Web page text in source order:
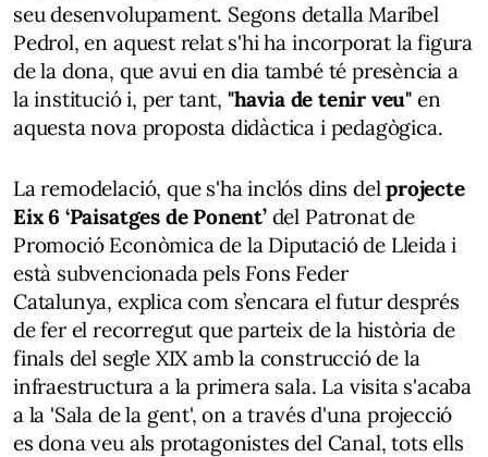
seu desenvolupament. Segons detalla Maribel
Pedrol, en aquest relat s'hi ha incorporat la figura
de la dona, que avui en dia també té presència a
la institució i, per tant, "havia de tenir veu" en
aquesta nova proposta didàctica i pedagògica.
La remodelació, que s'ha inclós dins delprojecte
Eix 6 ‘Paisatges de Ponent’ del Patronat de
Promoció Econòmica de la Diputació de Lleida i
està subvencionada pels Fons Feder
Catalunya, explica com s’encara el futur després
de fer el recorregut que parteix de la història de
finals del segle XIX amb la construcció de la
infraestructura a la primera sala. La visita s'acaba
a la 'Sala de la gent', on a través d'una projecció
es dona veu als protagonistes del Canal, tots ells